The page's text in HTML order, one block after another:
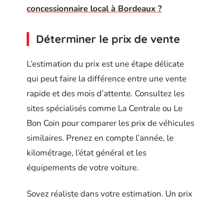
concessionnaire local à Bordeaux ?
Déterminer le prix de vente
L’estimation du prix est une étape délicate
qui peut faire la différence entre une vente
rapide et des mois d’attente. Consultez les
sites spécialisés comme La Centrale ou Le
Bon Coin pour comparer les prix de véhicules
similaires. Prenez en compte l’année, le
kilométrage, l’état général et les
équipements de votre voiture.
Soyez réaliste dans votre estimation. Un prix